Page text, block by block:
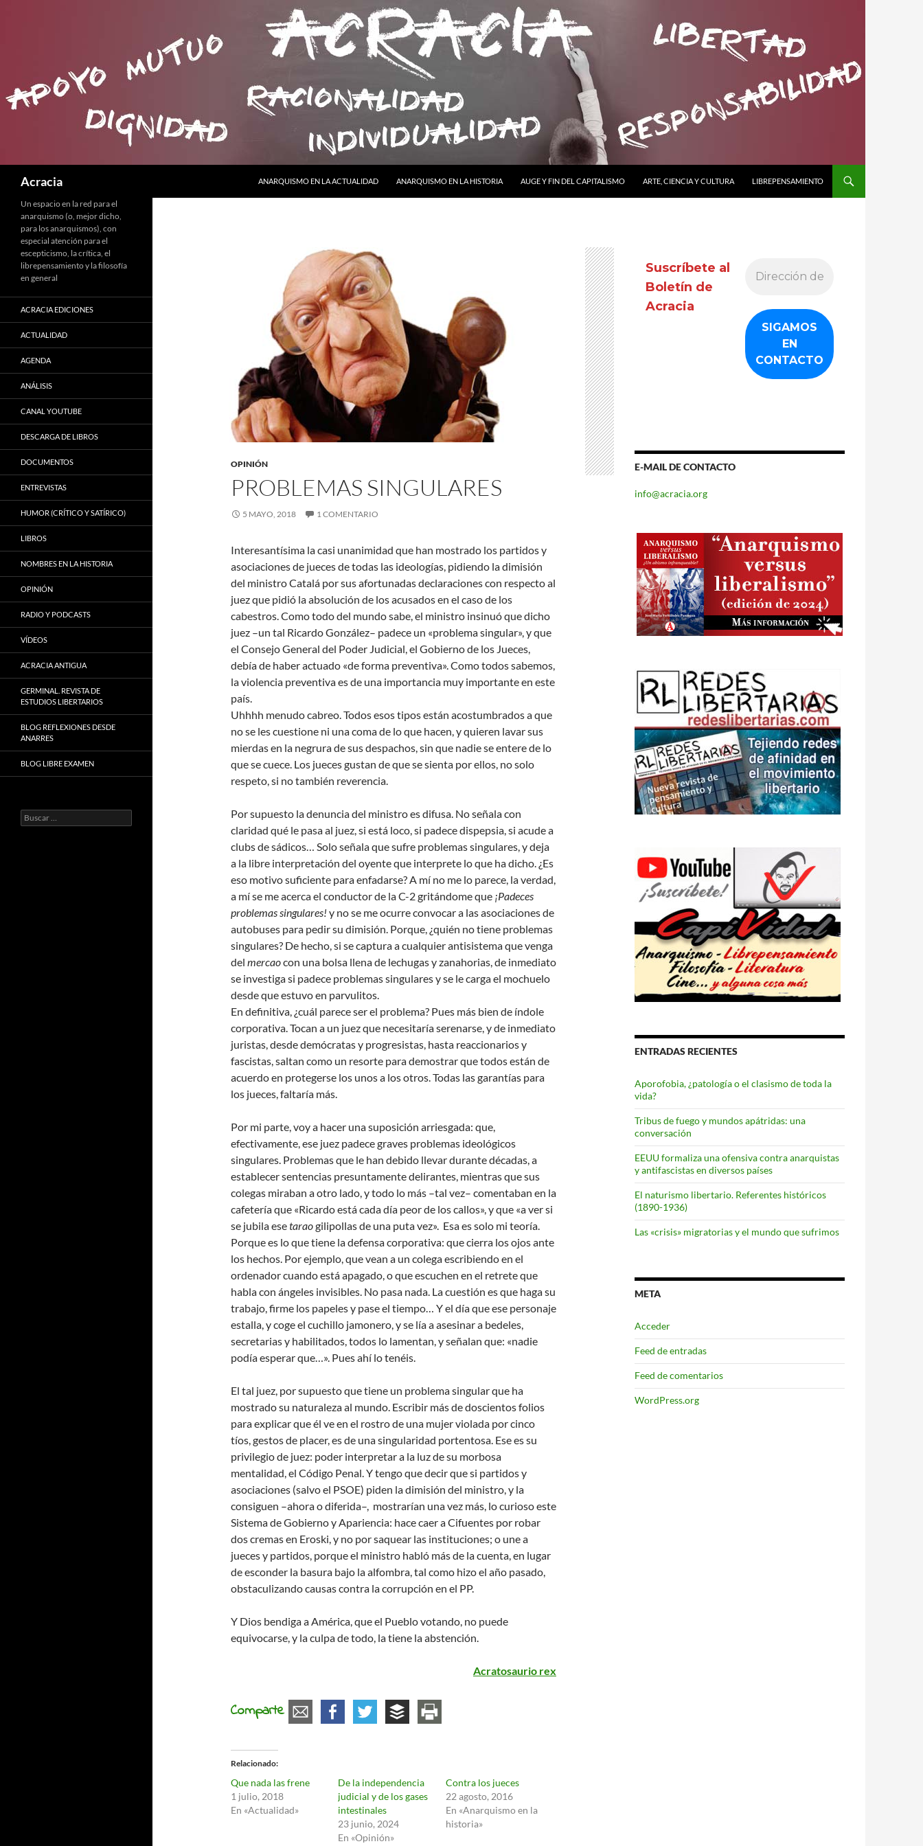
Acracia
ANARQUISMO EN LA ACTUALIDAD
ANARQUISMO EN LA HISTORIA AUGE Y FIN DEL CAPITALISMO ARTE, CIENCIA Y CULTURA LIBREPENSAMIENTO
OPINIÓN
PROBLEMAS SINGULARES
5 MAYO, 2018 1 COMENTARIO
Interesantísima la casi unanimidad que han mostrado los partidos y
asociaciones de jueces de todas las ideologías, pidiendo la dimisión
del ministro Catalá por sus afortunadas declaraciones con respecto al
juez que pidió la absolución de los acusados en el caso de los
cabestros. Como todo del mundo sabe, el ministro insinuó que dicho
juez –un tal Ricardo González– padece un «problema singular», y que
el Consejo General del Poder Judicial, el Gobierno de los Jueces,
debía de haber actuado «de forma preventiva». Como todos sabemos,
la violencia preventiva es de una importancia muy importante en este
país.
Uhhhh menudo cabreo. Todos esos tipos están acostumbrados a que
no se les cuestione ni una coma de lo que hacen, y quieren lavar sus
mierdas en la negrura de sus despachos, sin que nadie se entere de lo
que se cuece. Los jueces gustan de que se sienta por ellos, no solo
respeto, si no también reverencia.
Por supuesto la denuncia del ministro es difusa. No señala con
claridad qué le pasa al juez, si está loco, si padece dispepsia, si acude a
clubs de sádicos… Solo señala que sufre problemas singulares, y deja
a la libre interpretación del oyente que interprete lo que ha dicho. ¿Es
eso motivo suficiente para enfadarse? A mí no me lo parece, la verdad,
a mí se me acerca el conductor de la C-2 gritándome que ¡Padeces
problemas singulares! y no se me ocurre convocar a las asociaciones de
autobuses para pedir su dimisión. Porque, ¿quién no tiene problemas
singulares? De hecho, si se captura a cualquier antisistema que venga
del mercaocon una bolsa llena de lechugas y zanahorias, de inmediato
se investiga si padece problemas singulares y se le carga el mochuelo
desde que estuvo en parvulitos.
En definitiva, ¿cuál parece ser el problema? Pues más bien de índole
corporativa. Tocan a un juez que necesitaría serenarse, y de inmediato
juristas, desde demócratas y progresistas, hasta reaccionarios y
fascistas, saltan como un resorte para demostrar que todos están de
acuerdo en protegerse los unos a los otros. Todas las garantías para
los jueces, faltaría más.
Por mi parte, voy a hacer una suposición arriesgada: que,
efectivamente, ese juez padece graves problemas ideológicos
singulares. Problemas que le han debido llevar durante décadas, a
establecer sentencias presuntamente delirantes, mientras que sus
colegas miraban a otro lado, y todo lo más –tal vez– comentaban en la
cafetería que «Ricardo está cada día peor de los callos», y que «a ver si
se jubila esetaraogilipollas de una puta vez». Esa es solo mi teoría.
Porque es lo que tiene la defensa corporativa: que cierra los ojos ante
los hechos. Por ejemplo, que vean a un colega escribiendo en el
ordenador cuando está apagado, o que escuchen en el retrete que
habla con ángeles invisibles. No pasa nada. La cuestión es que haga su
trabajo, firme los papeles y pase el tiempo… Y el día que ese personaje
estalla, y coge el cuchillo jamonero, y se lía a asesinar a bedeles,
secretarias y habilitados, todos lo lamentan, y señalan que: «nadie
podía esperar que…». Pues ahí lo tenéis.
El tal juez, por supuesto que tiene un problema singular que ha
mostrado su naturaleza al mundo. Escribir más de doscientos folios
para explicar que él ve en el rostro de una mujer violada por cinco
tíos, gestos de placer, es de una singularidad portentosa. Ese es su
privilegio de juez: poder interpretar a la luz de su morbosa
mentalidad, el Código Penal. Y tengo que decir que si partidos y
asociaciones (salvo el PSOE) piden la dimisión del ministro, y la
consiguen –ahora o diferida–, mostrarían una vez más, lo curioso este
Sistema de Gobierno y Apariencia: hace caer a Cifuentes por robar
dos cremas en Eroski, y no por saquear las instituciones; o une a
jueces y partidos, porque el ministro habló más de la cuenta, en lugar
de esconder la basura bajo la alfombra, tal como hizo el año pasado,
obstaculizando causas contra la corrupción en el PP.
Y Dios bendiga a América, que el Pueblo votando, no puede
equivocarse, y la culpa de todo, la tiene la abstención.
Acratosaurio rex
Comparte
Relacionado
Que nada las frene
1 julio, 2018
En «Actualidad»
De la independencia
judicial y de los gases
intestinales
23 junio, 2024
En «Opinión»
Contra los jueces
22 agosto, 2016
En «Anarquismo en la
historia»
Suscríbete al
Boletín de
Acracia
E-MAIL DE CONTACTO
info@acracia.org
ENTRADAS RECIENTES
Aporofobia, ¿patología o el clasismo de toda la
vida?
Tribus de fuego y mundos apátridas: una
conversación
EEUU formaliza una ofensiva contra anarquistas
y antifascistas en diversos países
El naturismo libertario. Referentes históricos
(1890-1936)
Las «crisis» migratorias y el mundo que sufrimos
META
Acceder
Feed de entradas
Feed de comentarios
WordPress.org
Un espacio en la red para el
anarquismo (o, mejor dicho,
para los anarquismos), con
especial atención para el
escepticismo, la crítica, el
librepensamiento y la filosofía
en general
ACRACIA EDICIONES
ACTUALIDAD
AGENDA
ANÁLISIS
CANAL YOUTUBE
DESCARGA DE LIBROS
DOCUMENTOS
ENTREVISTAS
HUMOR (CRÍTICO Y SATÍRICO)
LIBROS
NOMBRES EN LA HISTORIA
OPINIÓN
RADIO Y PODCASTS
VÍDEOS
ACRACIA ANTIGUA
GERMINAL. REVISTA DE
ESTUDIOS LIBERTARIOS
BLOG REFLEXIONES DESDE
ANARRES
BLOG LIBRE EXAMEN
Buscar: